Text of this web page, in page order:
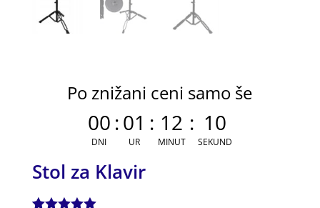
Po znižani ceni samo še
00
DNI
:01
UR
: 12
MINUT
: 09
SEKUND
Stol za Klavir